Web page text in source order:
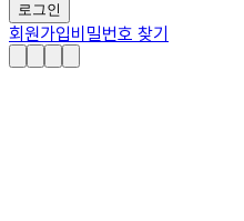
로그인
회원가입비밀번호 찾기